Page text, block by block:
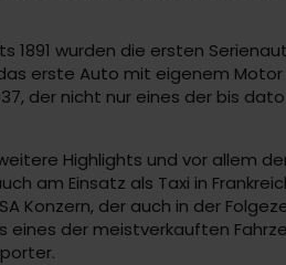
wurden die ersten
erste Auto mit eigenem
der nicht nur eines der bis
Highlights und vor allem
am Einsatz als Taxi in
Konzern, der auch in der
der meistverkauften